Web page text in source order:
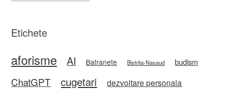
Etichete
aforisme AI Batranete Bistrita-Nasaud budism
ChatGPT cugetari dezvoltare personala